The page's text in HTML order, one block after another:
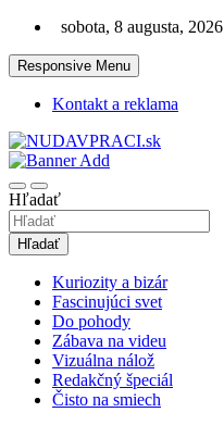
Skip
content
sobota, 8 augusta, 2026
Responsive Menu
Kontakt a reklama
nudaVpráci.sk
Hľadať
Hľadať
Kuriozity a bizár
Fascinujúci svet
Do pohody
Zábava na videu
Vizuálna nálož
Redakčný špeciál
Čisto na smiech